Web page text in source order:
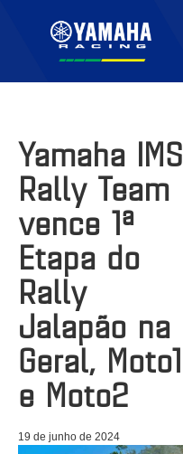
Yamaha IMS
Rally Team
vence 1ª
Etapa do
Rally
Jalapão na
Geral, Moto1
e Moto2
19 de junho de 2024